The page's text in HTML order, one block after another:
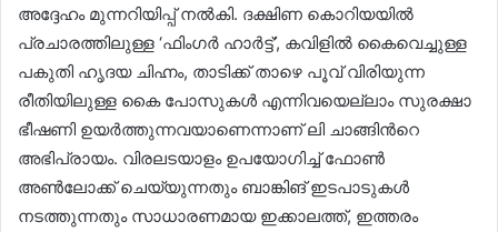
അദ്ദേഹം മുന്നറിയിപ്പ് നൽകി. ​ദക്ഷിണ കൊറിയയിൽ
പ്രചാരത്തിലുള്ള ‘ഫിംഗർ ഹാർട്ട്’, കവിളിൽ കൈവെച്ചുള്ള
പകുതി ഹൃദയ ചിഹ്നം, താടിക്ക് താഴെ പൂവ് വിരിയുന്ന
രീതിയിലുള്ള കൈ പോസുകൾ എന്നിവയെല്ലാം സുരക്ഷാ
ഭീഷണി ഉയർത്തുന്നവയാണെന്നാണ് ലി ചാങ്ങിന്‍റെ
അഭിപ്രായം. വിരലടയാളം ഉപയോഗിച്ച് ഫോൺ
അൺലോക്ക് ചെയ്യുന്നതും ബാങ്കിങ് ഇടപാടുകൾ
നടത്തുന്നതും സാധാരണമായ ഇക്കാലത്ത്, ഇത്തരം